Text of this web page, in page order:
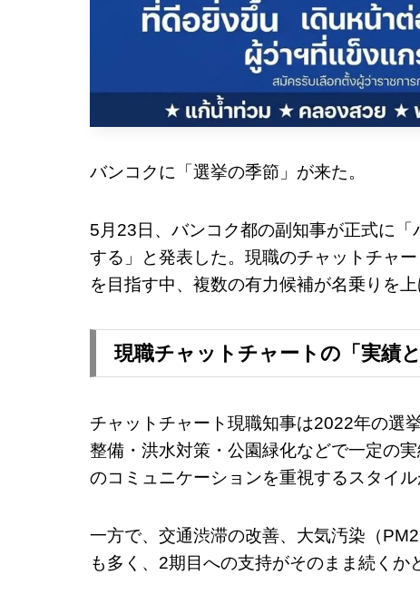
バンコクに「選挙の季節」が来た。
5月23日、バンコク都の副知事が正式に
する」と発表した。現職のチャットチャ
を目指す中、複数の有力候補が名乗りを
現職チャットチャートの「実績と
チャットチャート現職知事は2022年の選
整備・洪水対策・公園緑化などで一定の
のコミュニケーションを重視するスタイル
一方で、交通渋滞の改善、大気汚染（
も多く、2期目への支持がそのまま続くか